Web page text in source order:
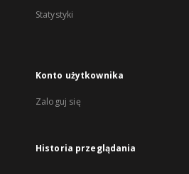
Statystyki
Konto użytkownika
Zaloguj się
Historia przeglądania